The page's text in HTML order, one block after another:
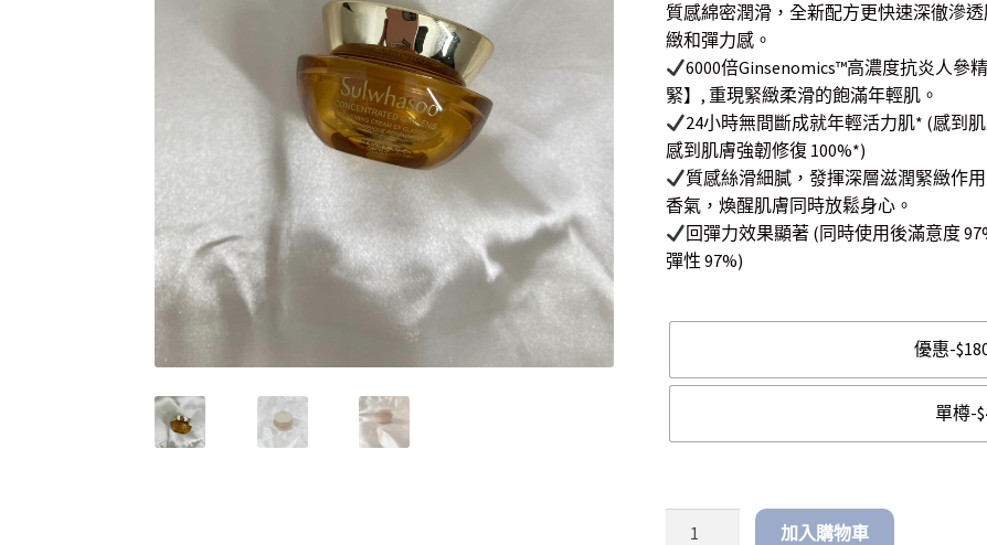
$ 180.00
質感綿密潤滑，全新配方更快速深徹滲
緻和彈力感。
6000倍Ginsenomics™高濃度抗炎人參
緊】, 重現緊緻柔滑的飽滿年輕肌。
24小時無間斷成就年輕活力肌* (感到
感到肌膚強韌修復 100%*)
質感絲滑細膩，發揮深層滋潤緊緻作
香氣，煥醒肌膚同時放鬆身心。
回彈力效果顯著 (同時使用後滿意度
彈性 97%)
優惠-
單樽-
加入購物車